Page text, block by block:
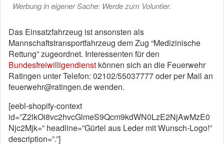
Werbung in eigener Sache: Werde zum Voluntier.
Das Einsatzfahrzeug ist ansonsten als
Mannschaftstransportfahrzeug dem Zug “Medizinische
Rettung” zugeordnet. Interessenten für den
Bundesfreiwilligendienst können sich an die Feuerwehr
Ratingen unter Telefon: 02102/55037777 oder per Mail an
feuerwehr@ratingen.de wenden.
[eebl-shopify-context
id=”Z2lkOi8vc2hvcGlmeS9Qcm9kdWN0LzE2NjAwMzE0
Njc2Mjk=” headline=”Gürtel aus Leder mit Wunsch-Logo!”
description=”.”]